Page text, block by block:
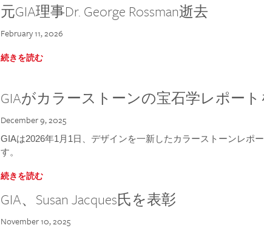
元GIA理事Dr. George Rossman逝去
February 11, 2026
続きを読む
GIAがカラーストーンの宝石学レポー
December 9, 2025
GIAは2026年1月1日、デザインを一新したカラーストーンレポ
す。
続きを読む
GIA、Susan Jacques氏を表彰
November 10, 2025